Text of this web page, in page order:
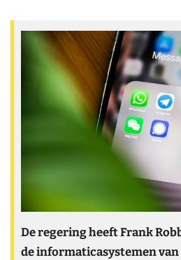
De regering heeft Frank
de informaticasystemen van